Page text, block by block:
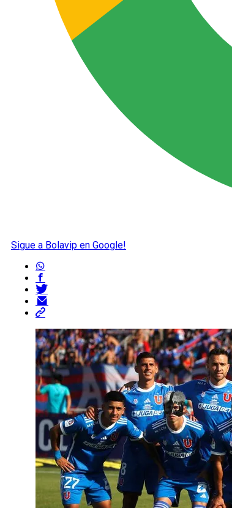
Sigue a Bolavip en Google!